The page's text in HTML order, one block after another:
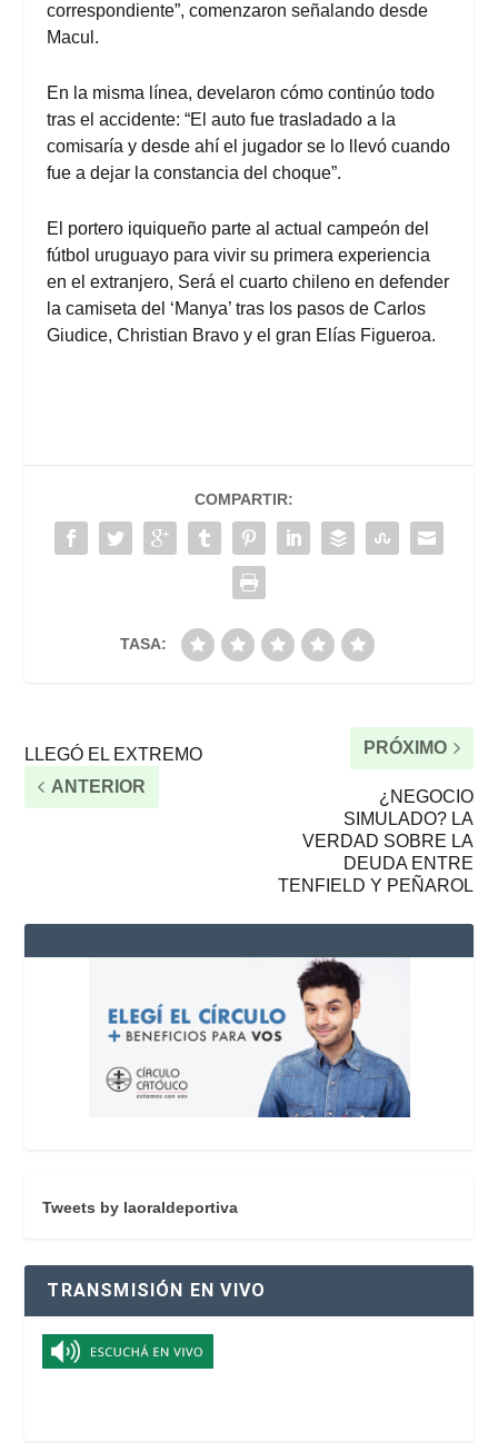
correspondiente”, comenzaron señalando desde
Macul.
En la misma línea, develaron cómo continúo todo
tras el accidente: “El auto fue trasladado a la
comisaría y desde ahí el jugador se lo llevó cuando
fue a dejar la constancia del choque”.
El portero iquiqueño parte al actual campeón del
fútbol uruguayo para vivir su primera experiencia
en el extranjero, Será el cuarto chileno en defender
la camiseta del ‘Manya’ tras los pasos de Carlos
Giudice, Christian Bravo y el gran Elías Figueroa.
COMPARTIR:
TASA:
LLEGÓ EL EXTREMO
ANTERIOR
PRÓXIMO
¿NEGOCIO
SIMULADO? LA
VERDAD SOBRE LA
DEUDA ENTRE
TENFIELD Y PEÑAROL
Tweets by laoraldeportiva
TRANSMISIÓN EN VIVO